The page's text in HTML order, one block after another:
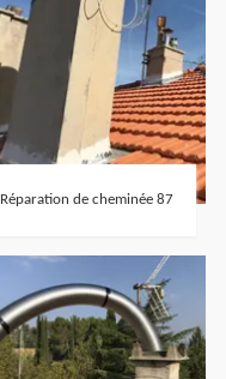
Réparation de cheminée 87